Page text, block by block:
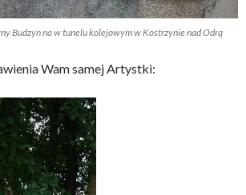
Budzyn na w tunelu kolejowym w Kostrzynie nad Odrą
Wam samej Artystki: